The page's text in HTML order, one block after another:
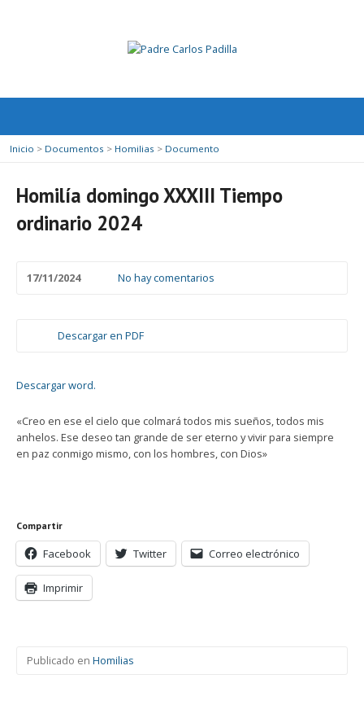
Inicio > Documentos > Homilias > Documento
Homilía domingo XXXIII Tiempo
ordinario 2024
17/11/2024 No hay comentarios
Descargar en PDF
Descargar word.
«Creo en ese el cielo que colmará todos mis sueños, todos mis
anhelos. Ese deseo tan grande de ser eterno y vivir para siempre
en paz conmigo mismo, con los hombres, con Dios»
Compartir
Facebook Twitter Correo electrónico
Imprimir
Publicado en Homilias